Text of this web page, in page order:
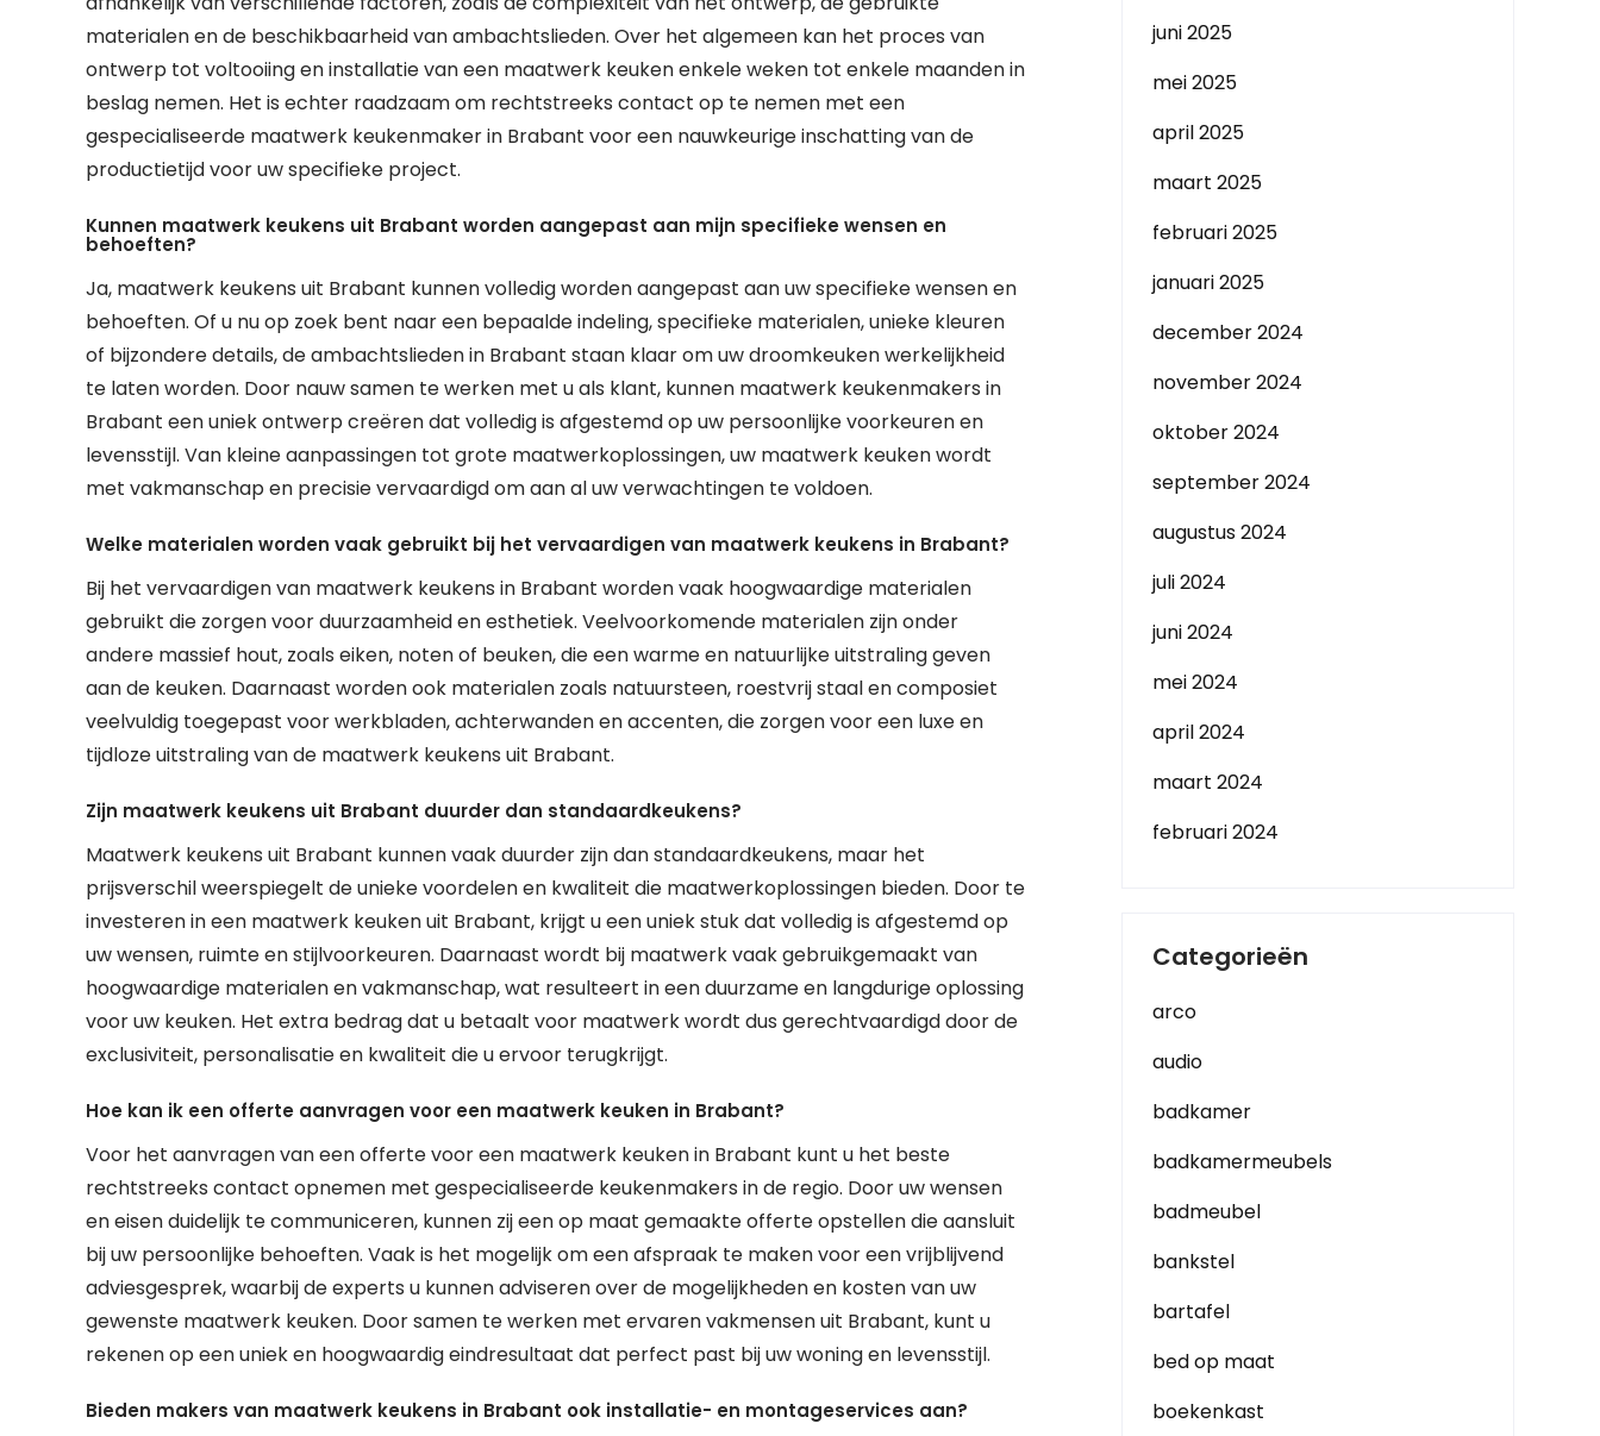
materialen en de beschikbaarheid van ambachtslieden. Over het algemeen kan het proces van
ontwerp tot voltooiing en installatie van een maatwerk keuken enkele weken tot enkele maanden in
beslag nemen. Het is echter raadzaam om rechtstreeks contact op te nemen met een
gespecialiseerde maatwerk keukenmaker in Brabant voor een nauwkeurige inschatting van de
productietijd voor uw specifieke project.
Kunnen maatwerk keukens uit Brabant worden aangepast aan mijn specifieke wensen en
behoeften?
Ja, maatwerk keukens uit Brabant kunnen volledig worden aangepast aan uw specifieke wensen en
behoeften. Of u nu op zoek bent naar een bepaalde indeling, specifieke materialen, unieke kleuren
of bijzondere details, de ambachtslieden in Brabant staan klaar om uw droomkeuken werkelijkheid
te laten worden. Door nauw samen te werken met u als klant, kunnen maatwerk keukenmakers in
Brabant een uniek ontwerp creëren dat volledig is afgestemd op uw persoonlijke voorkeuren en
levensstijl. Van kleine aanpassingen tot grote maatwerkoplossingen, uw maatwerk keuken wordt
met vakmanschap en precisie vervaardigd om aan al uw verwachtingen te voldoen.
Welke materialen worden vaak gebruikt bij het vervaardigen van maatwerk keukens in Brabant?
Bij het vervaardigen van maatwerk keukens in Brabant worden vaak hoogwaardige materialen
gebruikt die zorgen voor duurzaamheid en esthetiek. Veelvoorkomende materialen zijn onder
andere massief hout, zoals eiken, noten of beuken, die een warme en natuurlijke uitstraling geven
aan de keuken. Daarnaast worden ook materialen zoals natuursteen, roestvrij staal en composiet
veelvuldig toegepast voor werkbladen, achterwanden en accenten, die zorgen voor een luxe en
tijdloze uitstraling van de maatwerk keukens uit Brabant.
Zijn maatwerk keukens uit Brabant duurder dan standaardkeukens?
Maatwerk keukens uit Brabant kunnen vaak duurder zijn dan standaardkeukens, maar het
prijsverschil weerspiegelt de unieke voordelen en kwaliteit die maatwerkoplossingen bieden. Door te
investeren in een maatwerk keuken uit Brabant, krijgt u een uniek stuk dat volledig is afgestemd op
uw wensen, ruimte en stijlvoorkeuren. Daarnaast wordt bij maatwerk vaak gebruikgemaakt van
hoogwaardige materialen en vakmanschap, wat resulteert in een duurzame en langdurige oplossing
voor uw keuken. Het extra bedrag dat u betaalt voor maatwerk wordt dus gerechtvaardigd door de
exclusiviteit, personalisatie en kwaliteit die u ervoor terugkrijgt.
Hoe kan ik een offerte aanvragen voor een maatwerk keuken in Brabant?
Voor het aanvragen van een offerte voor een maatwerk keuken in Brabant kunt u het beste
rechtstreeks contact opnemen met gespecialiseerde keukenmakers in de regio. Door uw wensen
en eisen duidelijk te communiceren, kunnen zij een op maat gemaakte offerte opstellen die aansluit
bij uw persoonlijke behoeften. Vaak is het mogelijk om een afspraak te maken voor een vrijblijvend
adviesgesprek, waarbij de experts u kunnen adviseren over de mogelijkheden en kosten van uw
gewenste maatwerk keuken. Door samen te werken met ervaren vakmensen uit Brabant, kunt u
rekenen op een uniek en hoogwaardig eindresultaat dat perfect past bij uw woning en levensstijl.
Bieden makers van maatwerk keukens in Brabant ook installatie- en montageservices aan?
juni 2025
mei 2025
april 2025
maart 2025
februari 2025
januari 2025
december 2024
november 2024
oktober 2024
september 2024
augustus 2024
juli 2024
juni 2024
mei 2024
april 2024
maart 2024
februari 2024
Categorieën
arco
audio
badkamer
badkamermeubels
badmeubel
bankstel
bartafel
bed op maat
boekenkast